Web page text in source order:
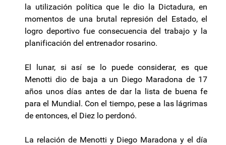
la utilización política que le dio la Dictadura, en
momentos de una brutal represión del Estado, el
logro deportivo fue consecuencia del trabajo y la
planificación del entrenador rosarino.
El lunar, si así se lo puede considerar, es que
Menotti dio de baja a un Diego Maradona de 17
años unos días antes de dar la lista de buena fe
para el Mundial. Con el tiempo, pese a las lágrimas
de entonces, el Diez lo perdonó.
La relación de Menotti y Diego Maradona y el día